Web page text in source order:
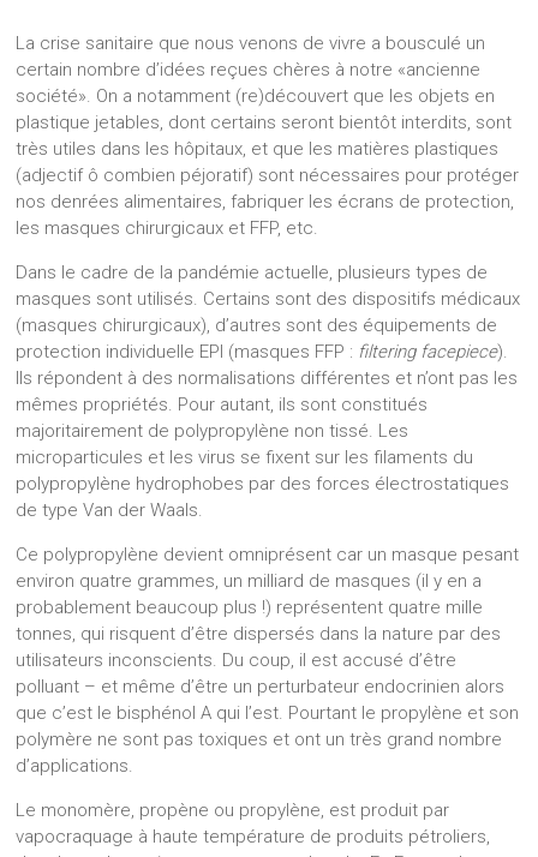
La crise sanitaire que nous venons de vivre a bousculé un
certain nombre d’idées reçues chères à notre «ancienne
société». On a notamment (re)découvert que les objets en
plastique jetables, dont certains seront bientôt interdits, sont
très utiles dans les hôpitaux, et que les matières plastiques
(adjectif ô combien péjoratif) sont nécessaires pour protéger
nos denrées alimentaires, fabriquer les écrans de protection,
les masques chirurgicaux et FFP, etc.
Dans le cadre de la pandémie actuelle, plusieurs types de
masques sont utilisés. Certains sont des dispositifs médicaux
(masques chirurgicaux), d’autres sont des équipements de
protection individuelle EPI (masques FFP : filtering facepiece).
Ils répondent à des normalisations différentes et n’ont pas les
mêmes propriétés. Pour autant, ils sont constitués
majoritairement de polypropylène non tissé. Les
microparticules et les virus se fixent sur les filaments du
polypropylène hydrophobes par des forces électrostatiques
de type Van der Waals.
Ce polypropylène devient omniprésent car un masque pesant
environ quatre grammes, un milliard de masques (il y en a
probablement beaucoup plus !) représentent quatre mille
tonnes, qui risquent d’être dispersés dans la nature par des
utilisateurs inconscients. Du coup, il est accusé d’être
polluant – et même d’être un perturbateur endocrinien alors
que c’est le bisphénol A qui l’est. Pourtant le propylène et son
polymère ne sont pas toxiques et ont un très grand nombre
d’applications.
Le monomère, propène ou propylène, est produit par
vapocraquage à haute température de produits pétroliers,